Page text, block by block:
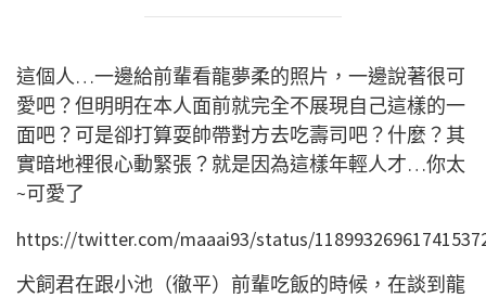
這個人…一邊給前輩看龍夢柔的照片，一邊說著很可
愛吧？但明明在本人面前就完全不展現自己這樣的一
面吧？可是卻打算耍帥帶對方去吃壽司吧？什麼？其
實暗地裡很心動緊張？就是因為這樣年輕人才…你太
~可愛了
https://twitter.com/maaai93/status/
犬飼君在跟小池（徹平）前輩吃飯的時候，在談到龍